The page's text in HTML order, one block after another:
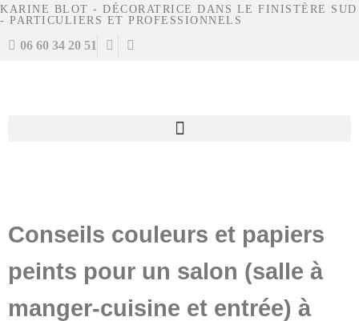
KARINE BLOT - DÉCORATRICE DANS LE FINISTÈRE SUD
- PARTICULIERS ET PROFESSIONNELS
06 60 34 20 51
Conseils couleurs et papiers
peints pour un salon (salle à
manger-cuisine et entrée) à